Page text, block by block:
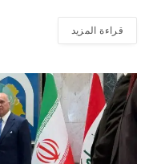
قراءة المزيد